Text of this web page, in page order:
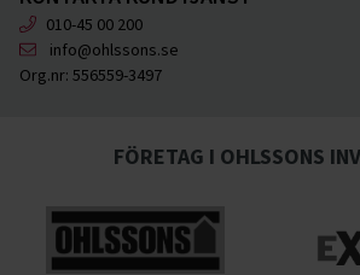
010-45 00 200
info@ohlssons.se
Org.nr: 556559-3497
FÖRETAG I OHLSSONS